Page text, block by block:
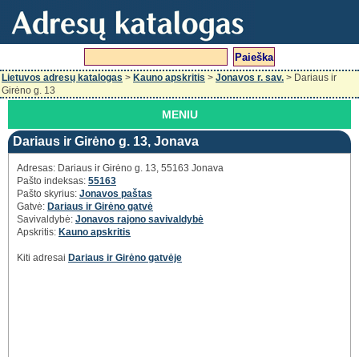
Lietuvos adresų katalogas > Kauno apskritis > Jonavos r. sav. > Dariaus ir
Girėno g. 13
MENIU
Dariaus ir Girėno g. 13, Jonava
Adresas: Dariaus ir Girėno g. 13, 55163 Jonava
Pašto indeksas: 55163
Pašto skyrius: Jonavos paštas
Gatvė: Dariaus ir Girėno gatvė
Savivaldybė: Jonavos rajono savivaldybė
Apskritis: Kauno apskritis
Kiti adresai Dariaus ir Girėno gatvėje